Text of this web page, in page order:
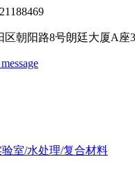
区朝阳路8号朗廷大厦A座
室/水处理/复合材料